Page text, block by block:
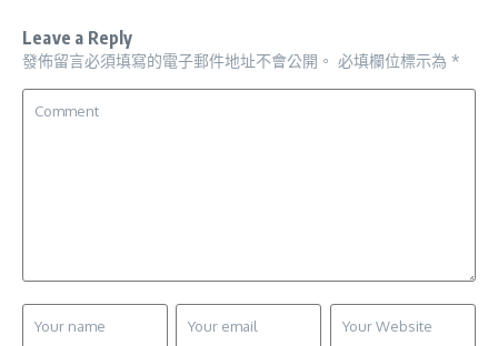
Leave a Reply
發佈留言必須填寫的電子郵件地址不會公開。 必填欄位標示為 *